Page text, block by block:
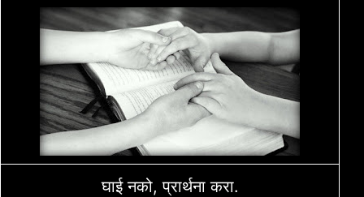
घाई नको, प्रार्थना करा.